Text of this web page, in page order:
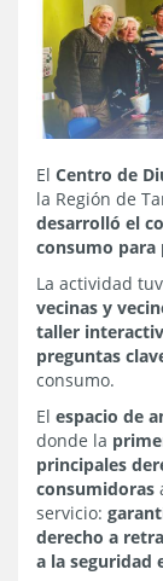
El Centro de
la Región de
desarrolló el
consumo para
La actividad
vecinas y
taller
preguntas
consumo.
El espacio de
donde la
principales
consumidoras
servicio:
derecho a
a la seguridad